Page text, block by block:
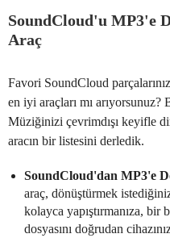
SoundCloud'u MP3'e
Araç
Favori SoundCloud
en iyi araçları mı
Müziğinizi çevrimdışı keyifle
aracın bir listesini derledik.
SoundCloud'dan MP3'e
araç, dönüştürmek
kolayca yapıştırmanıza, bir
dosyasını doğrudan